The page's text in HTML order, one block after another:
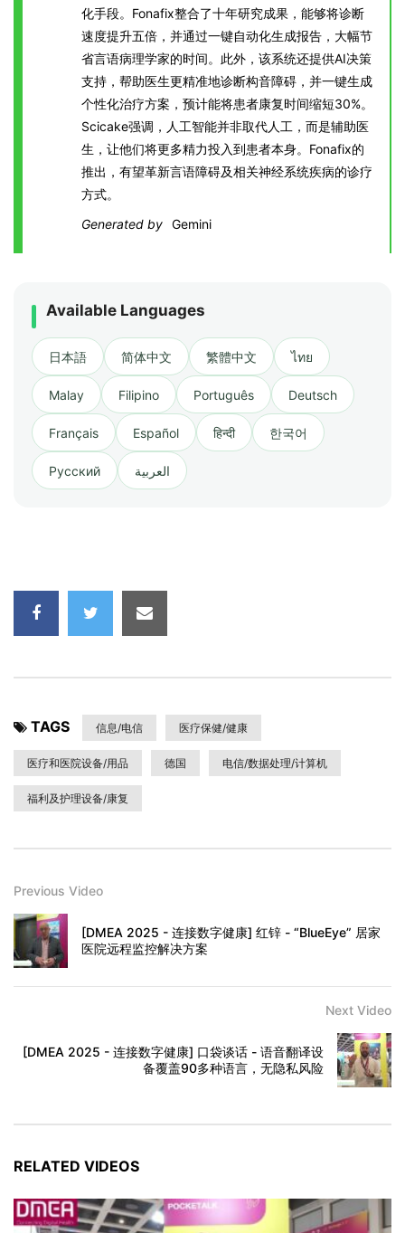
化手段。Fonafix整合了十年研究成果，能够将诊断
速度提升五倍，并通过一键自动化生成报告，大幅节
省言语病理学家的时间。此外，该系统还提供AI决策
支持，帮助医生更精准地诊断构音障碍，并一键生成
个性化治疗方案，预计能将患者康复时间缩短30%。
Scicake强调，人工智能并非取代人工，而是辅助医
生，让他们将更多精力投入到患者本身。Fonafix的
推出，有望革新言语障碍及相关神经系统疾病的诊疗
方式。
Generated by Gemini
Available Languages
日本語 简体中文 繁體中文 ไทย
Malay Filipino Português Deutsch
Français Español हिन्दी 한국어
Русский العربية
TAGS 信息/电信 医疗保健/健康
医疗和医院设备/用品 德国 电信/数据处理/计算机
福利及护理设备/康复
Previous Video
[DMEA 2025 - 连接数字健康] 红锌 - “BlueEye” 居家
医院远程监控解决方案
Next Video
[DMEA 2025 - 连接数字健康] 口袋谈话 - 语音翻译设
备覆盖90多种语言，无隐私风险
RELATED VIDEOS